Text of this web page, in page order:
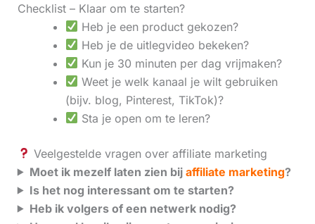
Checklist – Klaar om te starten?
Heb je een product gekozen?
Heb je de uitlegvideo bekeken?
Kun je 30 minuten per dag vrijmaken?
Weet je welk kanaal je wilt gebruiken
(bijv. blog, Pinterest, TikTok)?
Sta je open om te leren?
Veelgestelde vragen over affiliate marketing
Moet ik mezelf laten zien bij affiliate marketing?
Is het nog interessant om te starten?
Heb ik volgers of een netwerk nodig?